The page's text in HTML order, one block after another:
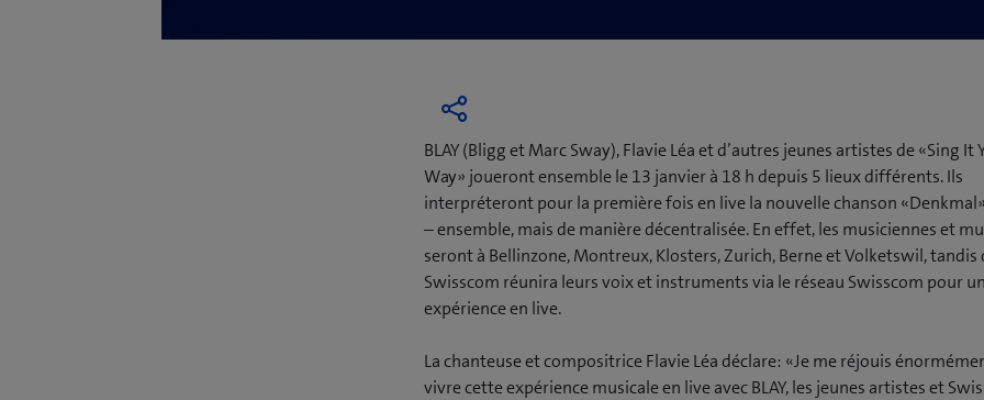
BLAY (Bligg et Marc Sway), Flavie Léa et d’autres jeunes artistes de «Sing It
Way» joueront ensemble le 13 janvier à 18 h depuis 5 lieux différents. Ils
interpréteront pour la première fois en live la nouvelle chanson «Denkmal»
– ensemble, mais de manière décentralisée. En effet, les musiciennes et
seront à Bellinzone, Montreux, Klosters, Zurich, Berne et Volketswil, tandis
Swisscom réunira leurs voix et instruments via le réseau Swisscom pour
expérience en live.
La chanteuse et compositrice Flavie Léa déclare: «Je me réjouis
vivre cette expérience musicale en live avec BLAY, les jeunes artistes et